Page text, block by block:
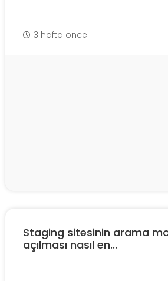
3 hafta önce
Staging sitesinin arama
açılması nasıl en...